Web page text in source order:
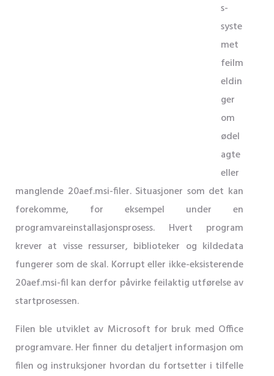
s-
syste
met
feilm
eldin
ger
om
ødel
agte
eller
manglende 20aef.msi-filer. Situasjoner som det kan
forekomme, for eksempel under en
programvareinstallasjonsprosess. Hvert program
krever at visse ressurser, biblioteker og kildedata
fungerer som de skal. Korrupt eller ikke-eksisterende
20aef.msi-fil kan derfor påvirke feilaktig utførelse av
startprosessen.
Filen ble utviklet av Microsoft for bruk med Office
programvare. Her finner du detaljert informasjon om
filen og instruksjoner hvordan du fortsetter i tilfelle